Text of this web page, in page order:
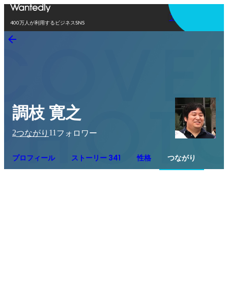
400万人が利用するビジネスSNS
アプリを使う
調枝 寛之
2つながり 11 フォロワー
プロフィール ストーリー 341 性格 つながり